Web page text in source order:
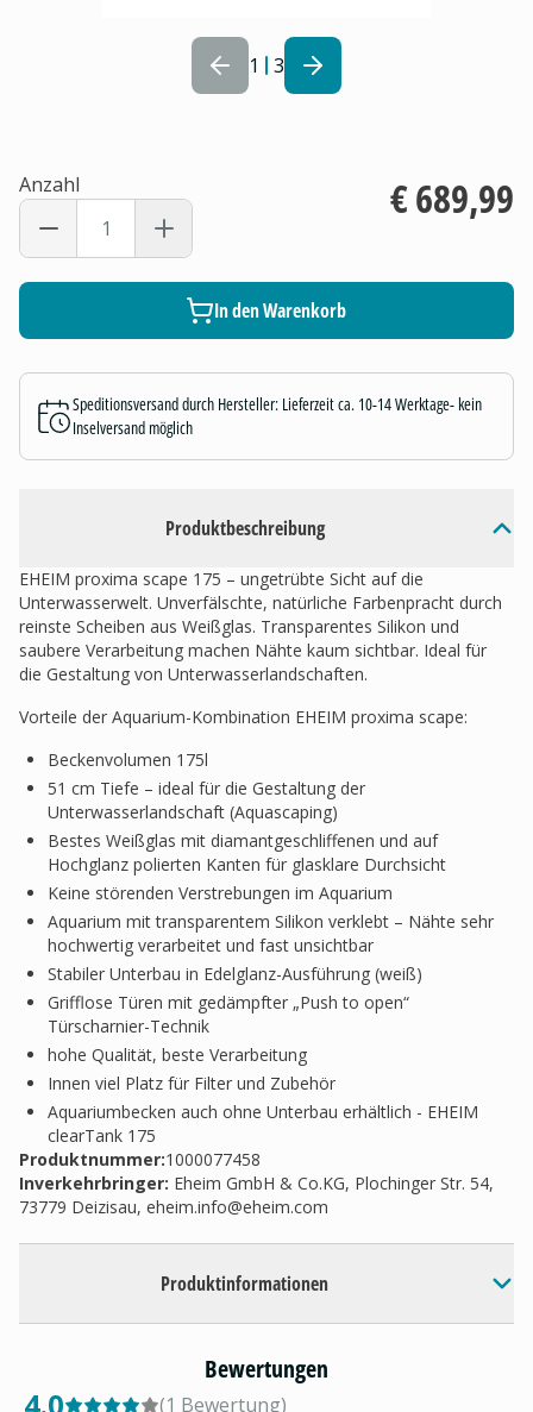
1 3
Produktbeschreibung
EHEIM proxima scape 175 – ungetrübte Sicht auf die
Unterwasserwelt. Unverfälschte, natürliche Farbenpracht durch
reinste Scheiben aus Weißglas. Transparentes Silikon und
saubere Verarbeitung machen Nähte kaum sichtbar. Ideal für
die Gestaltung von Unterwasserlandschaften.
Vorteile der Aquarium-Kombination EHEIM proxima scape:
Beckenvolumen 175l
51 cm Tiefe – ideal für die Gestaltung der
Unterwasserlandschaft (Aquascaping)
Bestes Weißglas mit diamantgeschliffenen und auf
Hochglanz polierten Kanten für glasklare Durchsicht
Keine störenden Verstrebungen im Aquarium
Aquarium mit transparentem Silikon verklebt – Nähte sehr
hochwertig verarbeitet und fast unsichtbar
Stabiler Unterbau in Edelglanz-Ausführung (weiß)
Grifflose Türen mit gedämpfter „Push to open“
Türscharnier-Technik
hohe Qualität, beste Verarbeitung
Innen viel Platz für Filter und Zubehör
Aquariumbecken auch ohne Unterbau erhältlich - EHEIM
clearTank 175
Produktnummer:1000077458
Inverkehrbringer: Eheim GmbH & Co.KG, Plochinger Str. 54,
73779 Deizisau, eheim.info@eheim.com
Produktinformationen
Anzahl € 689,99
In den Warenkorb
Speditionsversand durch Hersteller: Lieferzeit ca. 10-14 Werktage- kein
Inselversand möglich
Bewertungen
(1 Bewertung)